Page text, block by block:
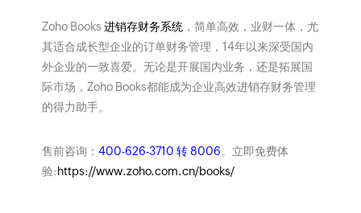
Zoho Books 进销存财务系统，简单高效，业财一体，尤
其适合成长型企业的订单财务管理，14年以来深受国内
外企业的一致喜爱。无论是开展国内业务，还是拓展国
际市场，Zoho Books都能成为企业高效进销存财务管理
的得力助手。
售前咨询： 400-626-3710 转 8006。立即免费体
验: https://www.zoho.com.cn/books/